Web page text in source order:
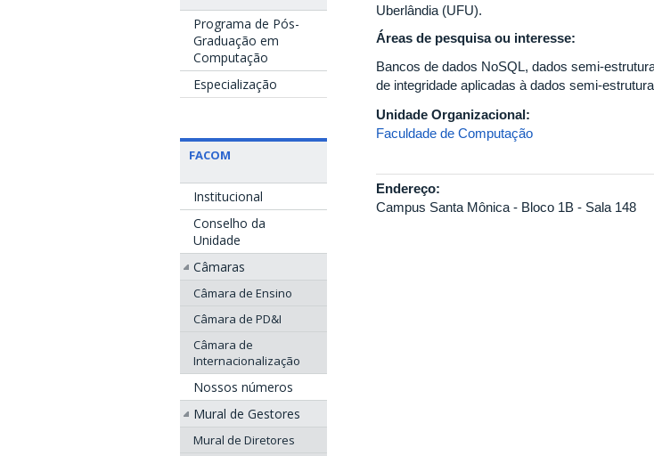
Programa de Pós-
Graduação em
Computação
Especialização
FACOM
Institucional
Conselho da
Unidade
Câmaras
Câmara de Ensino
Câmara de PD&I
Câmara de
Internacionalização
Nossos números
Mural de Gestores
Mural de Diretores
Uberlândia (UFU).
Áreas de pesquisa ou interesse:
Bancos de dados NoSQL, dados semi-
de integridade aplicadas à dados semi-
Unidade Organizacional:
Faculdade de Computação
Endereço:
Campus Santa Mônica - Bloco 1B - Sala 148